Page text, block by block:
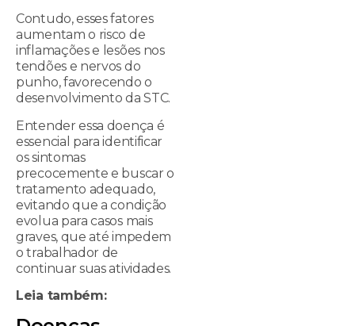
Contudo, esses fatores
aumentam o risco de
inflamações e lesões nos
tendões e nervos do
punho, favorecendo o
desenvolvimento da STC.
Entender essa doença é
essencial para identificar
os sintomas
precocemente e buscar o
tratamento adequado,
evitando que a condição
evolua para casos mais
graves, que até impedem
o trabalhador de
continuar suas atividades.
Leia também: